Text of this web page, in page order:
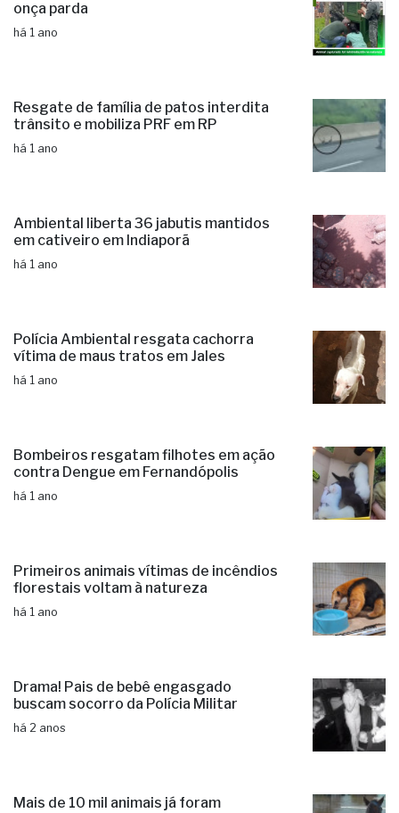
onça parda
há 1 ano
Resgate de família de patos interdita
trânsito e mobiliza PRF em RP
há 1 ano
Ambiental liberta 36 jabutis mantidos
em cativeiro em Indiaporã
há 1 ano
Polícia Ambiental resgata cachorra
vítima de maus tratos em Jales
há 1 ano
Bombeiros resgatam filhotes em ação
contra Dengue em Fernandópolis
há 1 ano
Primeiros animais vítimas de incêndios
florestais voltam à natureza
há 1 ano
Drama! Pais de bebê engasgado
buscam socorro da Polícia Militar
há 2 anos
Mais de 10 mil animais já foram